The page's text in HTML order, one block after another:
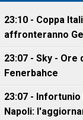
23:10 - Coppa
affronteranno
23:07 - Sky -
Fenerbahce
23:07 -
Napoli: